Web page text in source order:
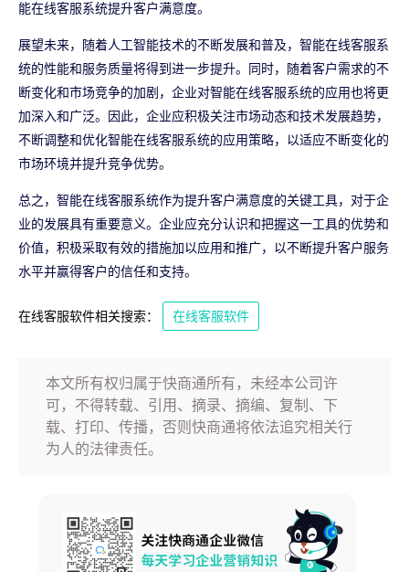
能在线客服系统提升客户满意度。
展望未来，随着人工智能技术的不断发展和普及，智能在线客服系
统的性能和服务质量将得到进一步提升。同时，随着客户需求的不
断变化和市场竞争的加剧，企业对智能在线客服系统的应用也将更
加深入和广泛。因此，企业应积极关注市场动态和技术发展趋势，
不断调整和优化智能在线客服系统的应用策略，以适应不断变化的
市场环境并提升竞争优势。
总之，智能在线客服系统作为提升客户满意度的关键工具，对于企
业的发展具有重要意义。企业应充分认识和把握这一工具的优势和
价值，积极采取有效的措施加以应用和推广，以不断提升客户服务
水平并赢得客户的信任和支持。
在线客服软件相关搜索： 在线客服软件
本文所有权归属于快商通所有，未经本公司许
可，不得转载、引用、摘录、摘编、复制、下
载、打印、传播，否则快商通将依法追究相关行
为人的法律责任。